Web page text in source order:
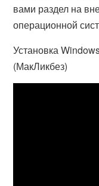
вами раздел на
операционной
Установка
(МакЛикбез)